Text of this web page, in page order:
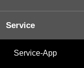
Service
Service-App